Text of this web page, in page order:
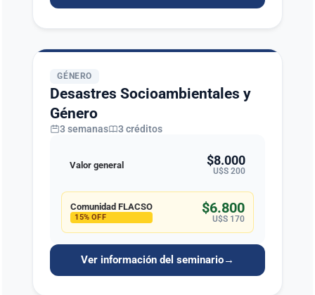
GÉNERO
Desastres Socioambientales y
Género
3 semanas 3 créditos
Valor general $8.000
U$S 200
Comunidad FLACSO
15% OFF
$6.800
U$S 170
Ver información del seminario→